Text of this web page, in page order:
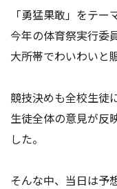
中学校
保護者のみなさ
アク
「勇猛果敢」をテー
今年の体育祭実行委
大所帯でわいわいと
競技決めも全校生徒
生徒全体の意見が反
した。
そんな中、当日は予